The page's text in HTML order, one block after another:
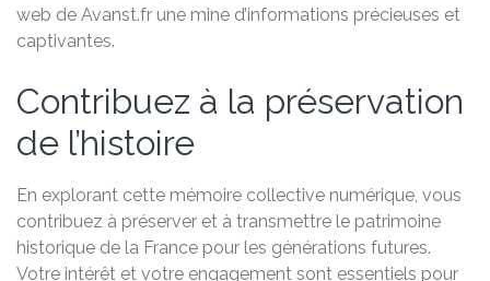
web de Avanst.fr une mine d’informations précieuses et
captivantes.
Contribuez à la préservation
de l’histoire
En explorant cette mémoire collective numérique, vous
contribuez à préserver et à transmettre le patrimoine
historique de la France pour les générations futures.
Votre intérêt et votre engagement sont essentiels pour